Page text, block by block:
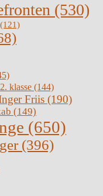
(530)
(121)
klasse (144)
Friis (190)
(149)
(650)
(396)